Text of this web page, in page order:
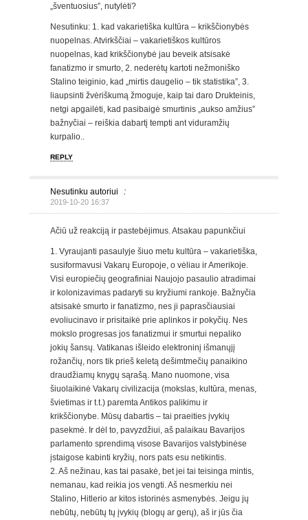
„šventuosius”, nutylėti?
Nesutinku: 1. kad vakarietiška kultūra – krikščionybės
nuopelnas. Atvirkščiai – vakarietiškos kultūros
nuopelnas, kad krikščionybė jau beveik atsisakė
fanatizmo ir smurto, 2. nederėtų kartoti nežmoniško
Stalino teiginio, kad „mirtis daugelio – tik statistika”, 3.
liaupsinti žvėriškumą žmoguje, kaip tai daro Drukteinis,
netgi apgailėti, kad pasibaigė smurtinis „aukso amžius”
bažnyčiai – reiškia dabartį tempti ant viduramžių
kurpalio..
REPLY
Nesutinku autoriui :
2019-10-20 16:37
Ačiū už reakciją ir pastebėjimus. Atsakau papunkčiui
1. Vyraujanti pasaulyje šiuo metu kultūra – vakarietiška,
susiformavusi Vakarų Europoje, o vėliau ir Amerikoje.
Visi europiečių geografiniai Naujojo pasaulio atradimai
ir kolonizavimas padaryti su kryžiumi rankoje. Bažnyčia
atsisakė smurto ir fanatizmo, nes ji paprasčiausiai
evoliucinavo ir prisitaikė prie aplinkos ir pokyčių. Nes
mokslo progresas jos fanatizmui ir smurtui nepaliko
jokių šansų. Vatikanas išleido elektroninį išmanųjį
rožančių, nors tik prieš keletą dešimtmečių panaikino
draudžiamų knygų sąrašą. Mano nuomone, visa
šiuolaikinė Vakarų civilizacija (mokslas, kultūra, menas,
švietimas ir t.t.) paremta Antikos palikimu ir
krikščionybe. Mūsų dabartis – tai praeities įvykių
pasekmė. Ir dėl to, pavyzdžiui, aš palaikau Bavarijos
parlamento sprendimą visose Bavarijos valstybinėse
įstaigose kabinti kryžių, nors pats esu netikintis.
2. Aš nežinau, kas tai pasakė, bet jei tai teisinga mintis,
nemanau, kad reikia jos vengti. Aš nesmerkiu nei
Stalino, Hitlerio ar kitos istorinės asmenybės. Jeigu jų
nebūtų, nebūtų tų įvykių (blogų ar gerų), aš ir jūs čia